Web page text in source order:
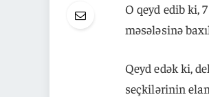
O qeyd edib ki,
məsələsinə
Qeyd edək ki,
seçkilərinin